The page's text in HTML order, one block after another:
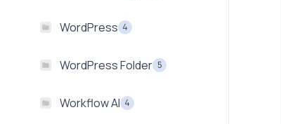
WordPress 4
WordPress Folder 5
Workflow AI 4